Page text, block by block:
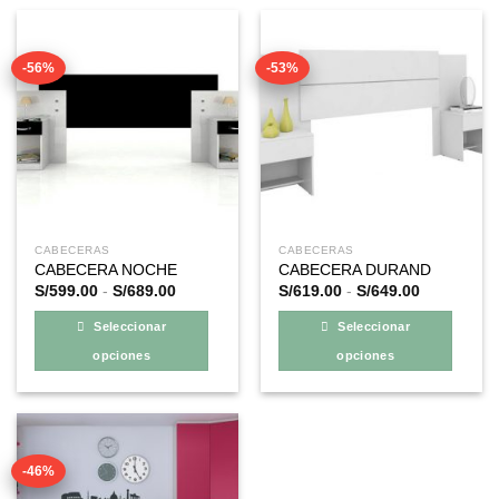
-56%
CABECERAS
CABECERA NOCHE
S/599.00 - S/689.00Rango
Seleccionar
opciones
tiene
múltiples
variantes.
-53%
CABECERAS
CABECERA DURAND
S/619.00 - S/649.00Rango
Seleccionar
opciones
-46%